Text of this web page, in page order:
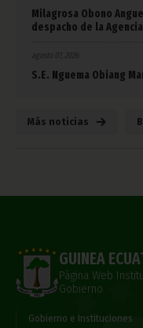
Milagrosa Obono
despacho de la
agosto 07, 2026
S.E. Nguema Obiang
Más noticias
GUINEA
Página Web
Gobierno
Gobierno e Instituciones